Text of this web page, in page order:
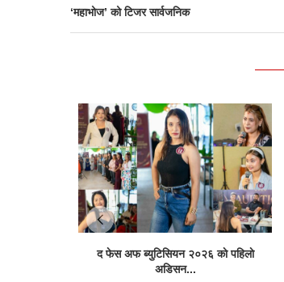
‘महाभोज’ को टिजर सार्वजनिक
द फेस अफ ब्युटिसियन २०२६ काे पहिलाे
अडिसन...